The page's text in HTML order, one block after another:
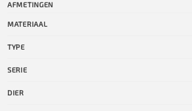
AFMETINGEN
MATERIAAL
TYPE
SERIE
DIER